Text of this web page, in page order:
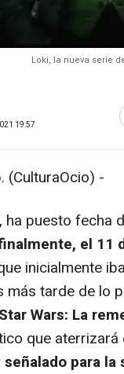
Loki, la nueva serie
19:57
(CulturaOcio) -
, ha puesto fecha
el 11
inicialmente
más tarde de lo
Wars: La
que
para la